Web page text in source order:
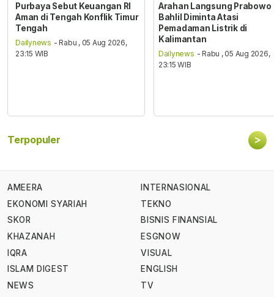
Purbaya Sebut Keuangan RI
Aman di Tengah Konflik Timur
Tengah
Dailynews - Rabu , 05 Aug 2026,
23:15 WIB
Arahan Langsung Prabowo
Bahlil Diminta Atasi
Pemadaman Listrik di
Kalimantan
Dailynews - Rabu , 05 Aug 2026,
23:15 WIB
Terpopuler >
AMEERA
EKONOMI SYARIAH
SKOR
KHAZANAH
IQRA
ISLAM DIGEST
NEWS
INTERNASIONAL
TEKNO
BISNIS FINANSIAL
ESGNOW
VISUAL
ENGLISH
TV